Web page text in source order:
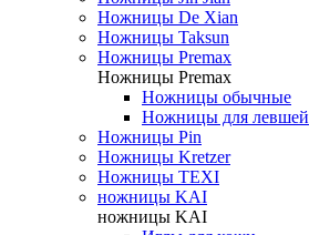
Ножницы De Xian
Ножницы Taksun
Ножницы Premax
Ножницы Premax
Ножницы обычные
Ножницы для левшей
Ножницы Pin
Ножницы Kretzer
Ножницы TEXI
ножницы KAI
ножницы KAI